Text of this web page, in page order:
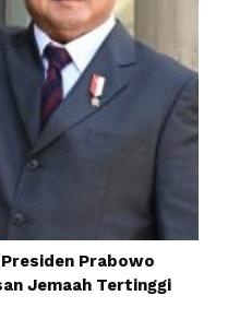
Prabowo
Jemaah Tertinggi